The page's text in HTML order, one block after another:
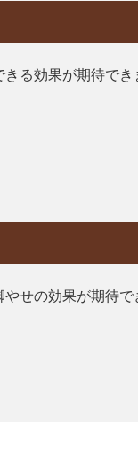
る効果が期待でき
せの効果が期待で